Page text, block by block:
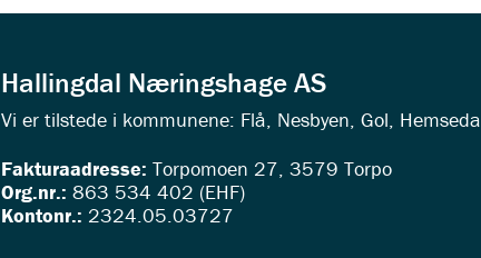
Hallingdal Næringshage AS
Vi er tilstede i kommunene: Flå, Nesbyen, Gol,
Fakturaadresse: Torpomoen 27, 3579 Torpo
Org.nr.: 863 534 402 (EHF)
Kontonr.: 2324.05.03727